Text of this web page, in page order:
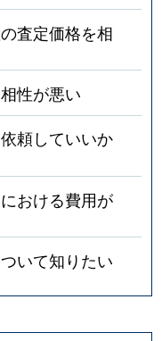
査定価格を相
性が悪い
頼していいか
おける費用が
いて知りたい